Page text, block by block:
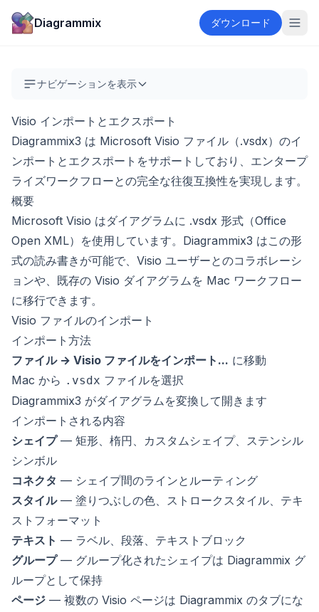
Diagrammix ダウンロード
ナビゲーションを表示
Visio インポートとエクスポート
Diagrammix3 は Microsoft Visio ファイル（.vsdx）のイ
ンポートとエクスポートをサポートしており、エンタープ
ライズワークフローとの完全な往復互換性を実現します。
概要
Microsoft Visio はダイアグラムに .vsdx 形式（Office
Open XML）を使用しています。Diagrammix3 はこの形
式の読み書きが可能で、Visio ユーザーとのコラボレーシ
ョンや、既存の Visio ダイアグラムを Mac ワークフロー
に移行できます。
Visio ファイルのインポート
インポート方法
ファイル → Visio ファイルをインポート... に移動
Mac から .vsdx ファイルを選択
Diagrammix3 がダイアグラムを変換して開きます
インポートされる内容
シェイプ— 矩形、楕円、カスタムシェイプ、ステンシル
シンボル
コネクタ — シェイプ間のラインとルーティング
スタイル— 塗りつぶしの色、ストロークスタイル、テキ
ストフォーマット
テキスト — ラベル、段落、テキストブロック
グループ— グループ化されたシェイプは Diagrammix グ
ループとして保持
ページ — 複数の Visio ページは Diagrammix のタブにな